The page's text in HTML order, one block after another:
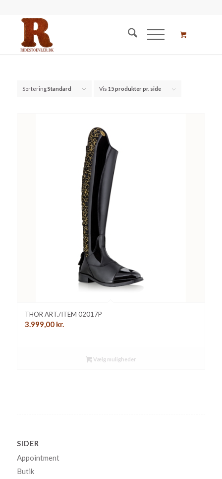
SorteringStandard Vis 15 produkter pr. side
THOR ART./ITEM 02017P
3.999,00 kr.
Vælg muligheder
SIDER
Appointment
Butik